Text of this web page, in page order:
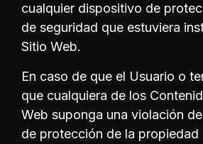
cualquier dispositivo de
de seguridad que estuviera
Sitio Web.
En caso de que el Usuario o
que cualquiera de los
Web suponga una violación
de protección de la propiedad